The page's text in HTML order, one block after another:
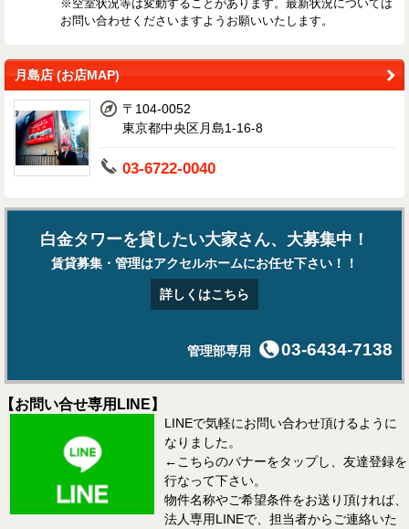
※空室状況等は変動することがあります。最新状況については
お問い合わせくださいますようお願いいたします。
月島店 (お店MAP)
〒104-0052
東京都中央区月島1-16-8
03-6722-0040
白金タワーを貸したい大家さん、大募集中！
賃貸募集・管理はアクセルホームにお任せ下さい！！
詳しくはこちら
管理部専用 03-6434-7138
【お問い合せ専用LINE】
LINEで気軽にお問い合わせ頂けるように
なりました。
←こちらのバナーをタップし、友達登録を
行なって下さい。
物件名称やご希望条件をお送り頂ければ、
法人専用LINEで、担当者からご連絡いた